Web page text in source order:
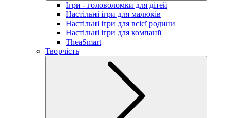
Ігри - головоломки для дітей
Настільні ігри для малюків
Настільні ігри для всієї родини
Настільні ігри для компанії
TheaSmart
Творчість